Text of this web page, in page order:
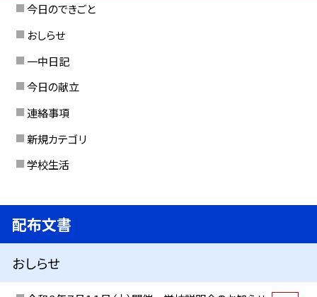
今日のできごと
おしらせ
一中日記
今日の献立
連絡事項
新規カテゴリ
学校生活
配布文書
おしらせ